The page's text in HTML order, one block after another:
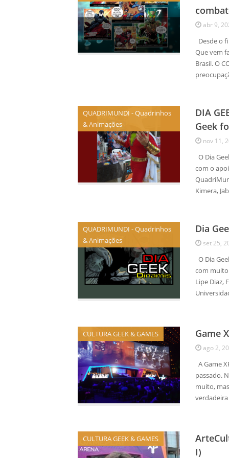
abr 9,
Desde o
Que vem
Brasil. O
QUADRIMUNDI - Quadrinhos
& Animações
DIA
Geek
nov 11,
O Dia
com o
Kimera,
QUADRIMUNDI - Quadrinhos
& Animações
Dia
set 25,
O Dia
com muito
Lipe Diaz,
CULTURA GEEK & GAMES Game
ago 2,
A Game
passado.
muito,
CULTURA GEEK & GAMES
I)